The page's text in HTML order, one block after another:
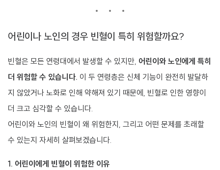
어린이나 노인의 경우 빈혈이 특히 위험할까요?
빈혈은 모든 연령대에서 발생할 수 있지만, 어린이와 노인에게 특히
더 위험할 수 있습니다. 이 두 연령층은 신체 기능이 완전히 발달하
지 않았거나 노화로 인해 약해져 있기 때문에, 빈혈로 인한 영향이
더 크고 심각할 수 있습니다.
어린이와 노인의 빈혈이 왜 위험한지, 그리고 어떤 문제를 초래할
수 있는지 자세히 살펴보겠습니다.
1. 어린이에게 빈혈이 위험한 이유